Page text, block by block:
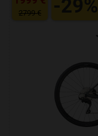
2799 € -29%